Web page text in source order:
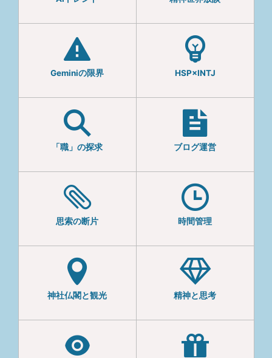
Geminiの限界 HSP×INTJ
「職」の探求 ブログ運営
思索の断片 時間管理
神社仏閣と観光 精神と思考